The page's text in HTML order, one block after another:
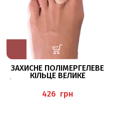
ЗАХИСНЕ ПОЛІМЕРГЕЛЕВЕ
КІЛЬЦЕ ВЕЛИКЕ
грн